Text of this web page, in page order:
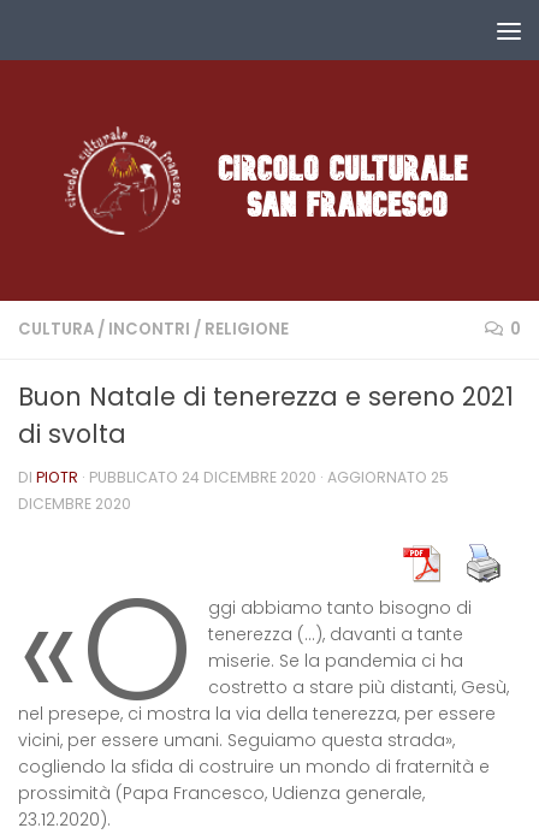
CULTURA / INCONTRI / RELIGIONE 0
Buon Natale di tenerezza e sereno 2021
di svolta
DI PIOTR · PUBBLICATO 24 DICEMBRE 2020 · AGGIORNATO 25
DICEMBRE 2020
«O
ggi abbiamo tanto bisogno di
tenerezza (…), davanti a tante
miserie. Se la pandemia ci ha
costretto a stare più distanti, Gesù,
nel presepe, ci mostra la via della tenerezza, per essere
vicini, per essere umani. Seguiamo questa strada»,
cogliendo la sfida di costruire un mondo di fraternità e
prossimità (Papa Francesco, Udienza generale,
23.12.2020).